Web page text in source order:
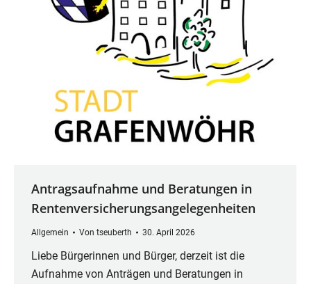
Antragsaufnahme und Beratungen in
Rentenversicherungsangelegenheiten
Allgemein Von tseuberth 30. April 2026
Liebe Bürgerinnen und Bürger, derzeit ist die
Aufnahme von Anträgen und Beratungen in